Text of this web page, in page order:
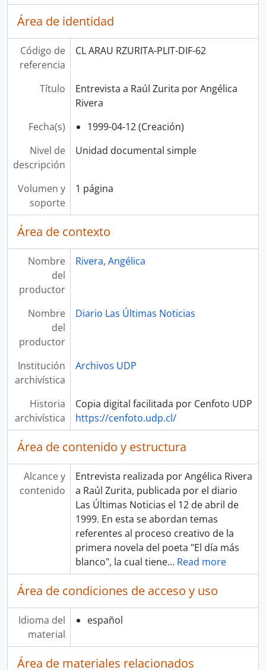
Área de identidad
Código de
referencia
CL ARAU RZURITA-PLIT-DIF-62
Título
Entrevista a Raúl Zurita por Angélica
Rivera
Fecha(s)
1999-04-12 (Creación)
Nivel de
descripción
Unidad documental simple
Volumen y
soporte
1 página
Área de contexto
Nombre
del
productor
Rivera, Angélica
Nombre
del
productor
Diario Las Últimas Noticias
Institución
archivística
Archivos UDP
Historia
archivística
Copia digital facilitada por Cenfoto UDP
https://cenfoto.udp.cl/
Área de contenido y estructura
Alcance y
contenido
Entrevista realizada por Angélica Rivera
a Raúl Zurita, publicada por el diario
Las Últimas Noticias el 12 de abril de
1999. En esta se abordan temas
referentes al proceso creativo de la
primera novela del poeta "El día más
blanco", la cual tiene… Read more
Área de condiciones de acceso y uso
Idioma del
material
español
Área de materiales relacionados